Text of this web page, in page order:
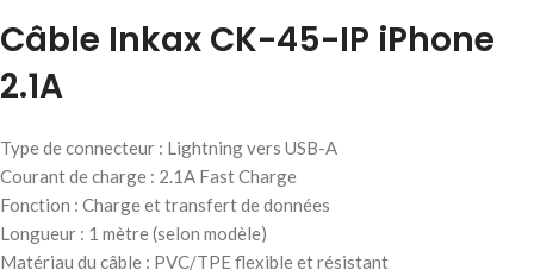
Câble Inkax CK-45-IP iPhone
2.1A
Type de connecteur : Lightning vers USB-A
Courant de charge : 2.1A Fast Charge
Fonction : Charge et transfert de données
Longueur : 1 mètre (selon modèle)
Matériau du câble : PVC/TPE flexible et résistant